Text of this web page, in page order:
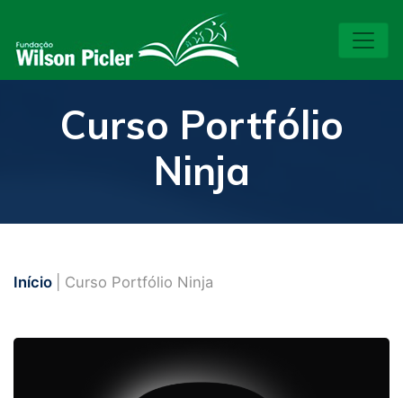
Curso Portfólio
Ninja
Início | Curso Portfólio Ninja